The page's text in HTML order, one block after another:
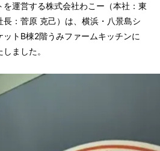
運営する株式会社わこー（本社：東
：菅原 克己）は、横浜・八景島シ
トB棟2階うみファームキッチンに
ました。